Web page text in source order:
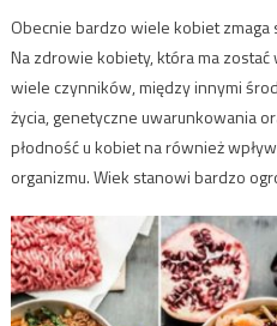
Obecnie bardzo wiele kobiet zmaga
Na zdrowie kobiety, która ma zostać
wiele czynników, między innymi
życia, genetyczne uwarunkowania
płodność u kobiet na również
organizmu. Wiek stanowi bardzo